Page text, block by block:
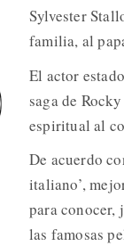
Sylvester
familia, al
El actor
saga de
espiritual al
De acuerdo
italiano’,
para conocer,
las famosas